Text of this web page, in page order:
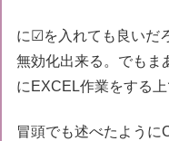
に☑を入れても良いだ
無効化出来る。でもま
にEXCEL作業をする
冒頭でも述べたように